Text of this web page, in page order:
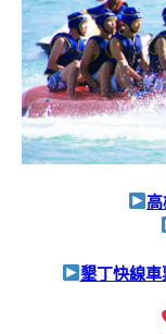
高
墾丁快線